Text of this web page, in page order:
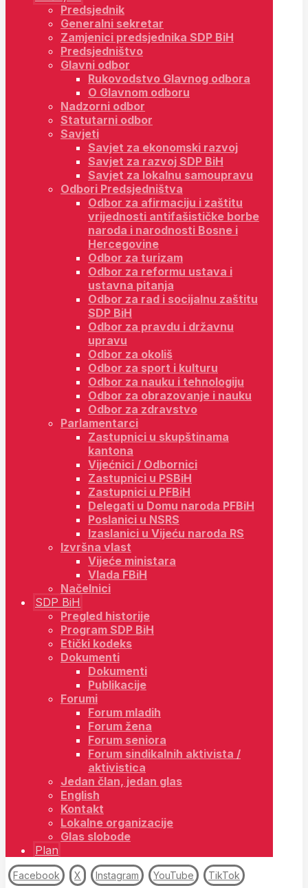
Predsjednik
Generalni sekretar
Zamjenici predsjednika SDP BiH
Predsjedništvo
Glavni odbor
Rukovodstvo Glavnog odbora
O Glavnom odboru
Nadzorni odbor
Statutarni odbor
Savjeti
Savjet za ekonomski razvoj
Savjet za razvoj SDP BiH
Savjet za lokalnu samoupravu
Odbori Predsjedništva
Odbor za afirmaciju i zaštitu
vrijednosti antifašističke borbe
naroda i narodnosti Bosne i
Hercegovine
Odbor za turizam
Odbor za reformu ustava i
ustavna pitanja
Odbor za rad i socijalnu zaštitu
SDP BiH
Odbor za pravdu i državnu
upravu
Odbor za okoliš
Odbor za sport i kulturu
Odbor za nauku i tehnologiju
Odbor za obrazovanje i nauku
Odbor za zdravstvo
Parlamentarci
Zastupnici u skupštinama
kantona
Vijećnici / Odbornici
Zastupnici u PSBiH
Zastupnici u PFBiH
Delegati u Domu naroda PFBiH
Poslanici u NSRS
Izaslanici u Vijeću naroda RS
Izvršna vlast
Vijeće ministara
Vlada FBiH
Načelnici
SDP BiH
Pregled historije
Program SDP BiH
Etički kodeks
Dokumenti
Dokumenti
Publikacije
Forumi
Forum mladih
Forum žena
Forum seniora
Forum sindikalnih aktivista /
aktivistica
Jedan član, jedan glas
English
Kontakt
Lokalne organizacije
Glas slobode
Plan
Facebook X Instagram YouTube TikTok